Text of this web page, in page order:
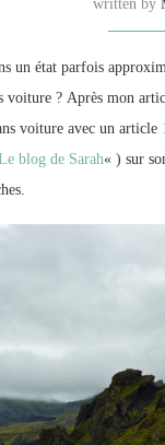
written by
un état parfois
voiture ? Après mon
voiture avec un article
blog de Sarah« ) sur